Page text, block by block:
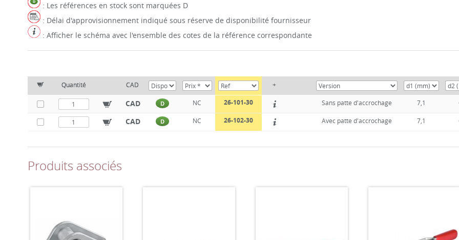
: Les références en stock sont marquées D
: Délai d'approvisionnement indiqué sous réserve de disponibilité fournisseur
: Afficher le schéma avec l'ensemble des cotes de la référence correspondante
Quantité CAD +
CAD D NC 26-101-30 Sans patte d'accrochage 7,1
CAD D NC 26-102-30 Avec patte d'accrochage 7,1
Produits associés